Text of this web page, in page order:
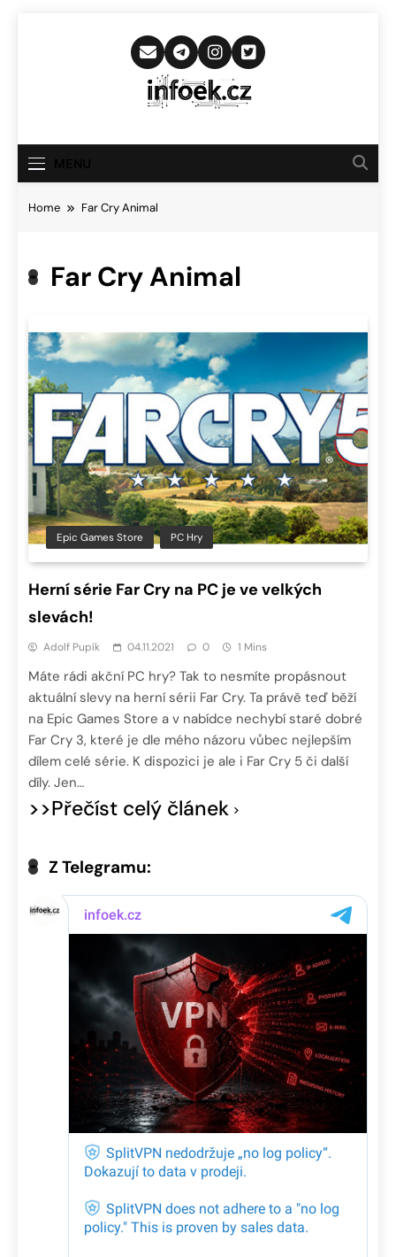
Infoek.cz
Novinkám
Home Far Cry Animal
Far Cry Animal
Epic Games Store PC Hry
Herní série Far Cry na PC je ve velkých
slevách!
Adolf Pupík 04.11.2021 0 1 Mins
Máte rádi akční PC hry? Tak to nesmíte propásnout
aktuální slevy na herní sérii Far Cry. Ta právě teď běží
na Epic Games Store a v nabídce nechybí staré dobré
Far Cry 3, které je dle mého názoru vůbec nejlepším
dílem celé série. K dispozici je ale i Far Cry 5 či další
díly. Jen…
>>Přečíst celý článek
Z Telegramu: